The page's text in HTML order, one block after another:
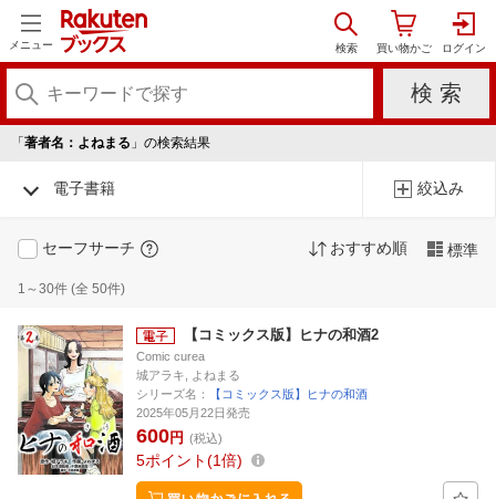
メニュー
「 著者名：よねまる 」の検索結果
電子書籍 絞込み
セーフサーチ おすすめ順 標準
1～30件 (全 50件)
【コミックス版】ヒナの和酒2
Comic curea
城アラキ, よねまる
シリーズ名：
【コミックス版】ヒナの和酒
2025年05月22日発売
600円 (税込)
5ポイント 1倍